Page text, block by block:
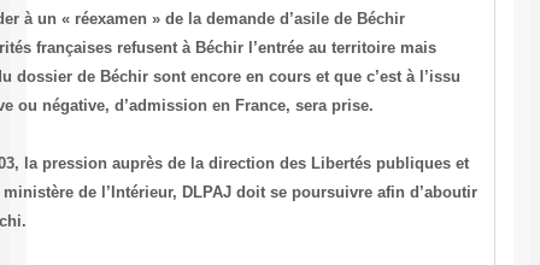
l’exécution du renvoi et de faire procéder à un « réexamen » de la
Ferchichi. Ainsi, actuellement les autorités françaises refusent à
informe que l’instruction et l’examen du dossier de Béchir sont
de cet examen qu’une décision, positive ou négative, d’admission
En ce week-end, dimanche 27 avril 2003, la pression auprès de la
des affaires juridiques, dépendante du ministère de l’Intérieur,
à un issu favorable pour Béchir Ferchichi.